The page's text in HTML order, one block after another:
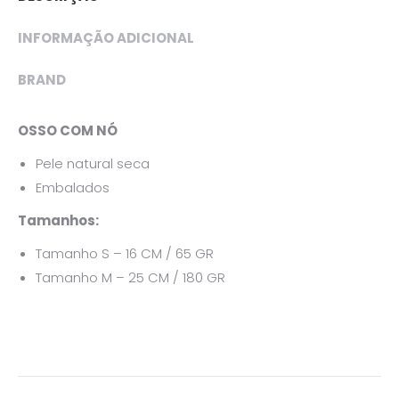
INFORMAÇÃO ADICIONAL
BRAND
OSSO COM NÓ
Pele natural seca
Embalados
Tamanhos:
Tamanho S – 16 CM / 65 GR
Tamanho M – 25 CM / 180 GR